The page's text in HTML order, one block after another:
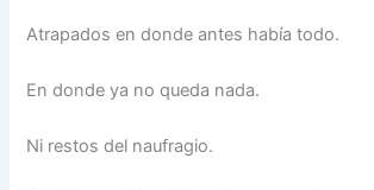
Atrapados en donde antes había todo.
En donde ya no queda nada.
Ni restos del naufragio.